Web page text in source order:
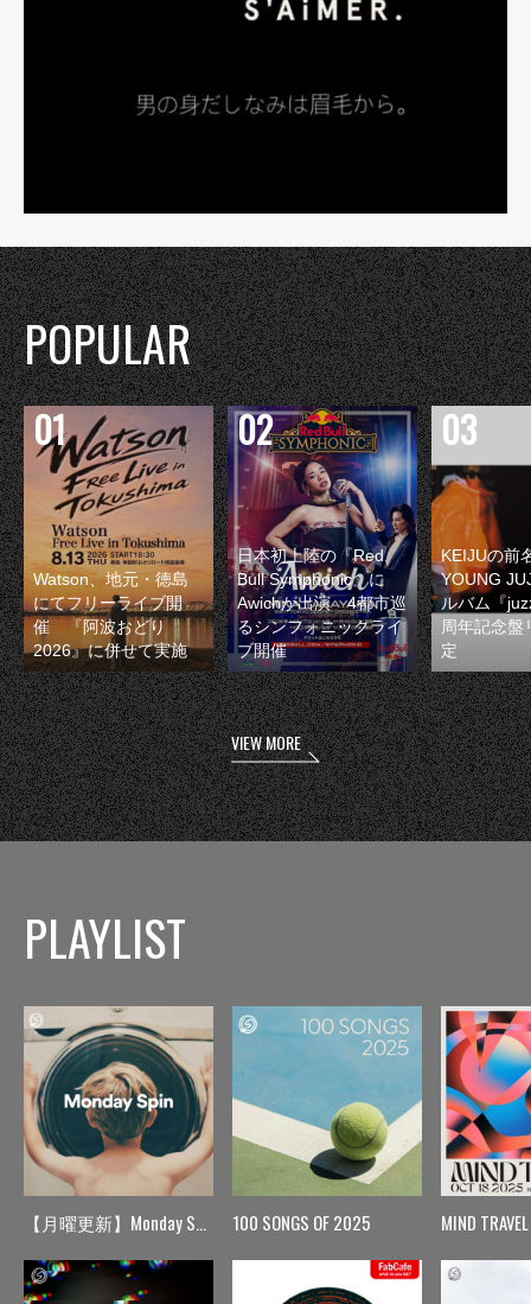
POPULAR
Watson、地元・徳島
にてフリーライブ開
催 『阿波おどり
2026』に併せて実施
日本初上陸の『Red
Bull Symphonic』に
Awichが出演 4都市巡
るシンフォニックライ
ブ開催
KEIJUの前
YOUNG
ルバム『
周年記念盤
定
VIEW MORE
PLAYLIST
【月曜更新】Monday Spin 100 SONGS OF 2025 MIND TRAVEL